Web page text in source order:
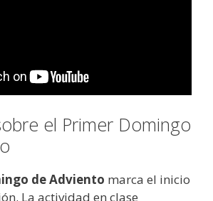
el Primer Domingo
de Adviento marca el inicio
La actividad en clase